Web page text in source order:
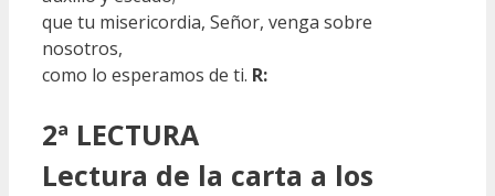
que tu misericordia, Señor, venga sobre
nosotros,
como lo esperamos de ti. R:
2ª LECTURA
Lectura de la carta a los